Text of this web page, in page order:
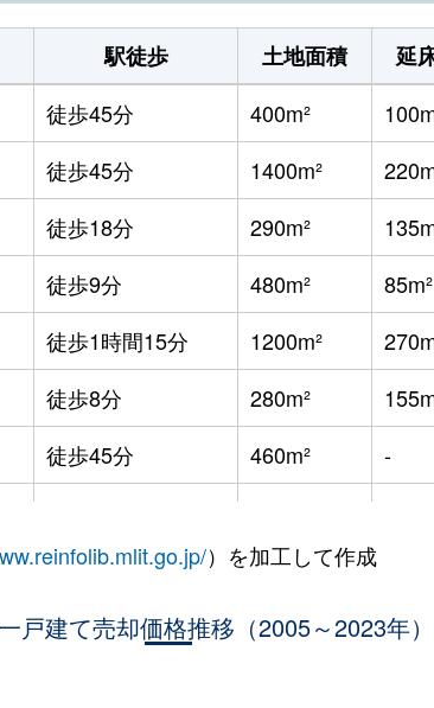
駅徒歩 土地面積 延
徒歩45分 400m²
徒歩45分 1400m²
徒歩18分 290m²
徒歩9分 480m² 85m²
徒歩1時間15分 1200m²
徒歩8分 280m²
徒歩45分 460m² -
徒歩23分 330m²
徒歩10分 340m² 210m²
）を加工して作成
戸建て売却価格推移（2005～2023年）